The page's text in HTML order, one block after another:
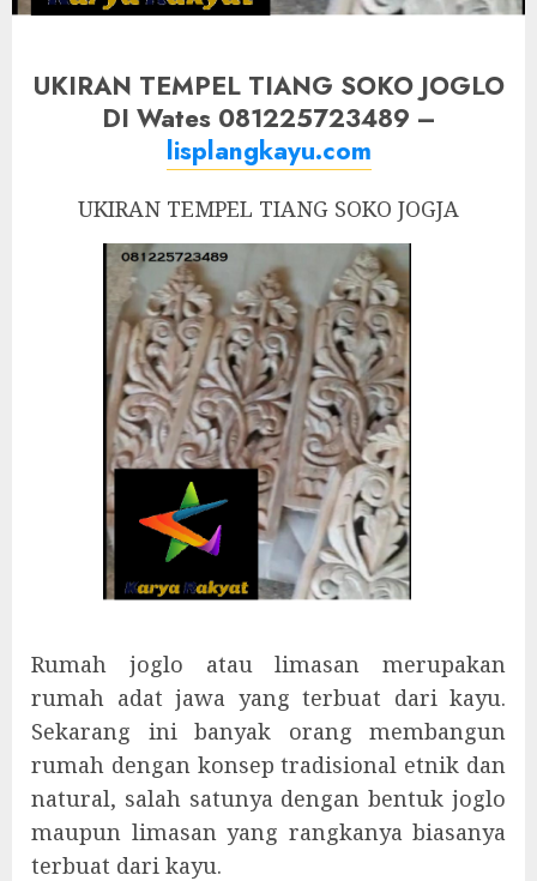
UKIRAN TEMPEL TIANG SOKO JOGLO
DI Wates 081225723489 –
lisplangkayu.com
UKIRAN TEMPEL TIANG SOKO JOGJA
Rumah joglo atau limasan merupakan
rumah adat jawa yang terbuat dari kayu.
Sekarang ini banyak orang membangun
rumah dengan konsep tradisional etnik dan
natural, salah satunya dengan bentuk joglo
maupun limasan yang rangkanya biasanya
terbuat dari kayu.